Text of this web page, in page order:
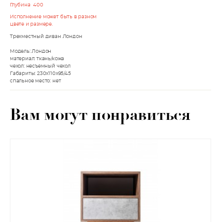
Глубина 400
Исполнение может быть в разном
цвете и размере.
Трехместный диван Лондон
Модель: Лондон
материал: ткань/кожа
чехол: несъемный чехол
Габариты: 230х110x95/45
спальное место: нет
Вам могут понравиться